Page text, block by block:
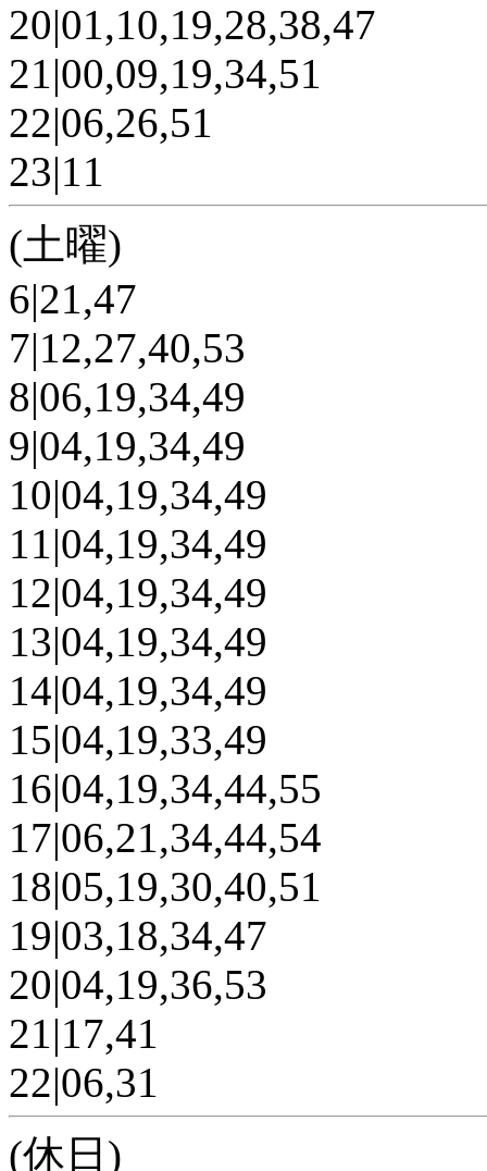
20|01,10,19,28,38,47
21|00,09,19,34,51
22|06,26,51
23|11
(土曜)
6|21,47
7|12,27,40,53
8|06,19,34,49
9|04,19,34,49
10|04,19,34,49
11|04,19,34,49
12|04,19,34,49
13|04,19,34,49
14|04,19,34,49
15|04,19,33,49
16|04,19,34,44,55
17|06,21,34,44,54
18|05,19,30,40,51
19|03,18,34,47
20|04,19,36,53
21|17,41
22|06,31
(休日)